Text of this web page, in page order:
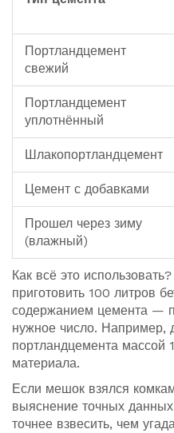
Портландцемент
свежий
Портландцемент
уплотнённый
Шлакопортландцемент
Цемент с добавками
Прошел через зиму
(влажный)
Как всё это
приготовить 100 литров
содержанием цемента —
нужное число. Например,
портландцемента массой
материала.
Если мешок взялся
выяснение точных
точнее взвесить, чем